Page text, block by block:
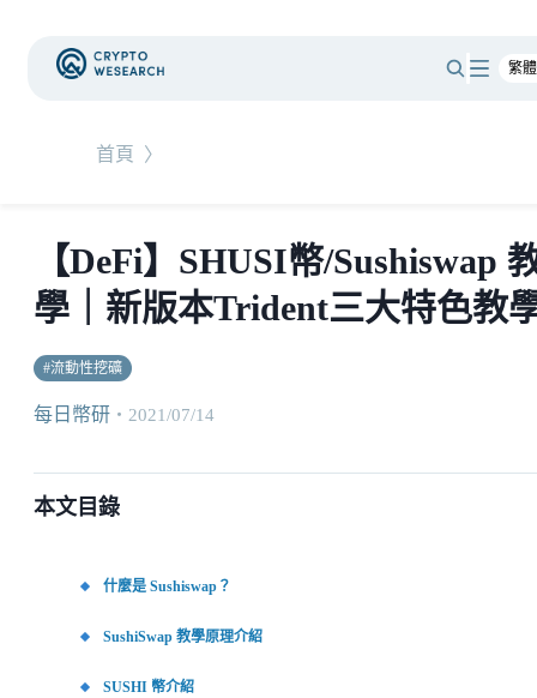
首頁 〉
【DeFi】SHUSI幣/Sushiswap
學｜新版本Trident三大特色教
#流動性挖礦
每日幣研 ・ 2021/07/14
本文目錄
什麼是 Sushiswap？
SushiSwap 教學原理介紹
SUSHI 幣介紹